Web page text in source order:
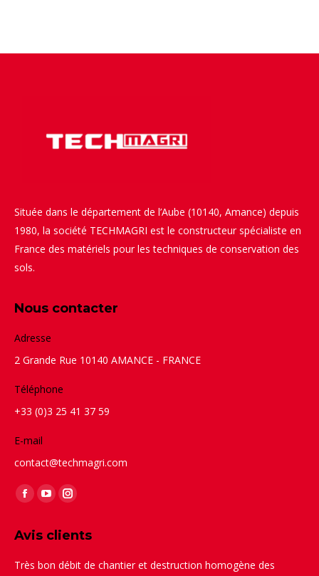
Située dans le département de l’Aube (10140, Amance) depuis
1980, la société TECHMAGRI est le constructeur spécialiste en
France des matériels pour les techniques de conservation des
sols.
Nous contacter
Adresse
2 Grande Rue 10140 AMANCE - FRANCE
Téléphone
+33 (0)3 25 41 37 59
E-mail
contact@techmagri.com
Trouvez nous sur :
Facebook
opens
YouTube
opens
Instagram
opens
Avis clients
Très bon débit de chantier et destruction homogène des